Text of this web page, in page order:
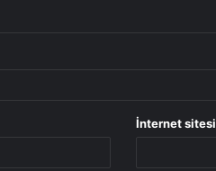
İnternet sitesi